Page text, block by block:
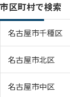
市区町村で検索
名古屋市千種区
名古屋市北区
名古屋市中区